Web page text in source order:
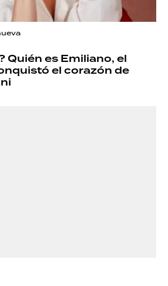
Quién es Emiliano, el
el corazón de